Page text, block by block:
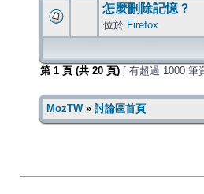
怎麼刪除記憶？
位於 Firefox
第 1 頁 (共 20 頁) [ 有超過 1000 筆
MozTW» 討論區首頁